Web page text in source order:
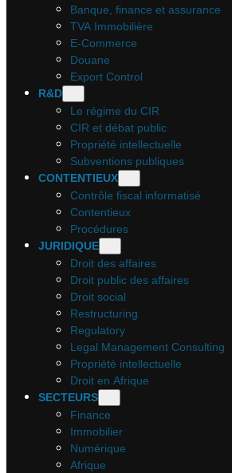
Banque, finance et assurance
TVA Immobilière
E-Commerce
Douane
Export Control
R&D
Le régime du CIR
CIR et débat public
Propriété intellectuelle
Subventions publiques
CONTENTIEUX
Contrôle fiscal informatisé
Contentieux
Procédures
JURIDIQUE
Droit des affaires
Droit public des affaires
Droit social
Restructuring
Regulatory
Legal Management Consulting
Propriété intellectuelle
Droit en Afrique
SECTEURS
Finance
Immobilier
Numérique
Afrique